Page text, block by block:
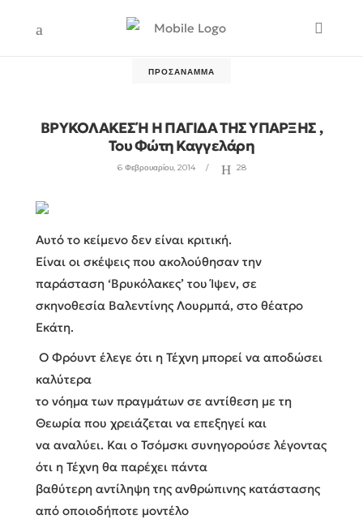
ΠΡΟΣΆΝΑΜΜΑ
ΒΡΥΚΟΛΑΚΕΣ Ή Η ΠΑΓΙΔΑ ΤΗΣ ΥΠΑΡΞΗΣ ,
Του Φώτη Καγγελάρη
6 Φεβρουαρίου, 2014 28
Αυτό το κείμενο δεν είναι κριτική.
Είναι οι σκέψεις που ακολούθησαν την
παράσταση ‘Βρυκόλακες’ του Ίψεν, σε
σκηνοθεσία Βαλεντίνης Λουρμπά, στο θέατρο
Εκάτη.
Ο Φρόυντ έλεγε ότι η Τέχνη μπορεί να αποδώσει
καλύτερα
το νόημα των πραγμάτων σε αντίθεση με τη
Θεωρία που χρειάζεται να επεξηγεί και
να αναλύει. Και ο Τσόμσκι συνηγορούσε λέγοντας
ότι η Τέχνη θα παρέχει πάντα
βαθύτερη αντίληψη της ανθρώπινης κατάστασης
από οποιοδήποτε μοντέλο